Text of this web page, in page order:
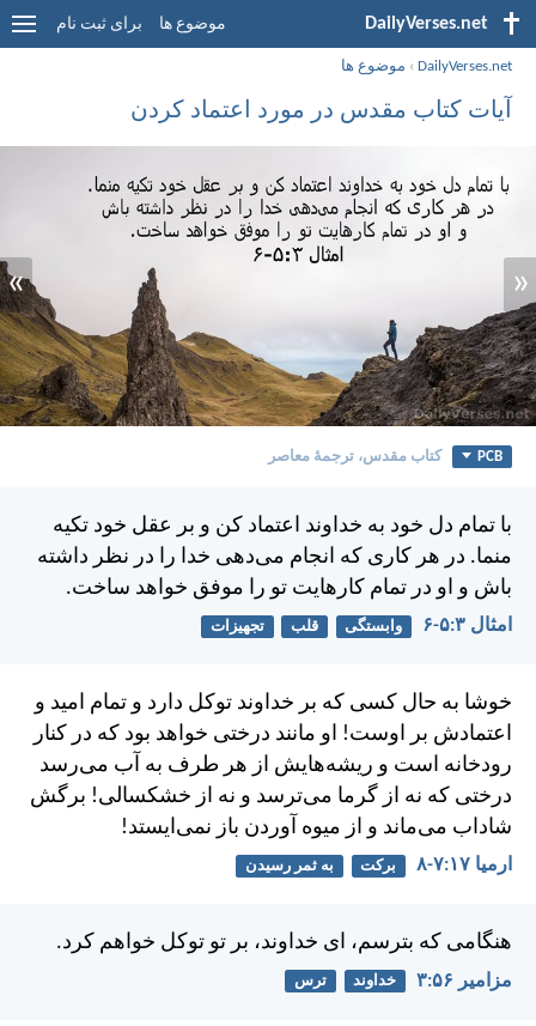
DailyVerses.net موضوع ها برای ثبت نام
DailyVerses.net
› موضوع ها
آیات کتاب مقدس در مورد اعتماد کردن
«
»
PCB کتاب مقدس، ترجمۀ معاصر
با تمام دل خود به خداوند اعتماد كن و بر عقل خود تكيه
منما. در هر كاری كه انجام می‌دهی خدا را در نظر داشته
باش و او در تمام كارهايت تو را موفق خواهد ساخت.
امثال ۳:‏۵-‏۶ وابستگی قلب تجهیزات
خوشا به حال كسی كه بر خداوند توكل دارد و تمام اميد و
اعتمادش بر اوست! او مانند درختی خواهد بود كه در كنار
رودخانه است و ريشه‌هايش از هر طرف به آب می‌رسد
درختی كه نه از گرما می‌ترسد و نه از خشكسالی! برگش
شاداب می‌ماند و از ميوه آوردن باز نمی‌ايستد!
ارميا ۱۷:‏۷-‏۸ برکت به ثمر رسیدن
هنگامی كه بترسم، ای خداوند، بر تو توكل خواهم كرد.
مزامير ۵۶:‏۳ خداوند ترس